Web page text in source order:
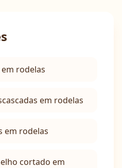
rodelas
em rodelas
em rodelas
cortado em